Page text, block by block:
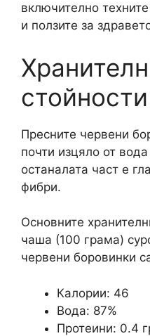
включително
и ползите за
стойности
Пресните червени
почти изцяло от
останалата част е
фибри.
Основните
чаша (100 грама)
червени боровинки
Калории: 46
Вода: 87%
Протеини: 0.4